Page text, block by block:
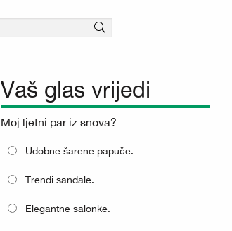
Vaš glas vrijedi
Moj ljetni par iz snova?
Udobne šarene papuče.
Trendi sandale.
Elegantne salonke.